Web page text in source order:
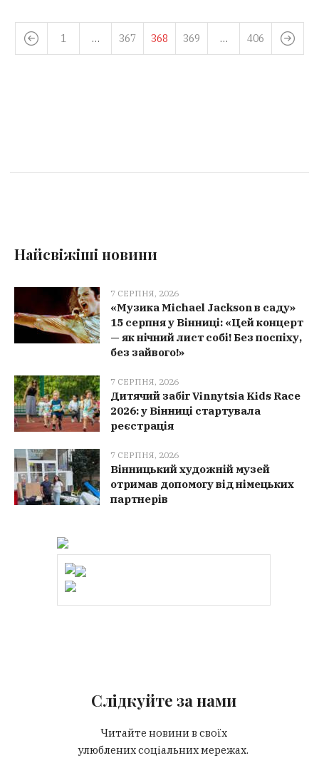
1 … 367 368 369 … 406
Найсвіжіші новини
7 СЕРПНЯ, 2026
«Музика Michael Jackson в саду»
15 серпня у Вінниці: «Цей концерт
— як нічний лист собі! Без поспіху,
без зайвого!»
7 СЕРПНЯ, 2026
Дитячий забіг Vinnytsia Kids Race
2026: у Вінниці стартувала
реєстрація
7 СЕРПНЯ, 2026
Вінницький художній музей
отримав допомогу від німецьких
партнерів
Слідкуйте за нами
Читайте новини в своїх
улюблених соціальних мережах.